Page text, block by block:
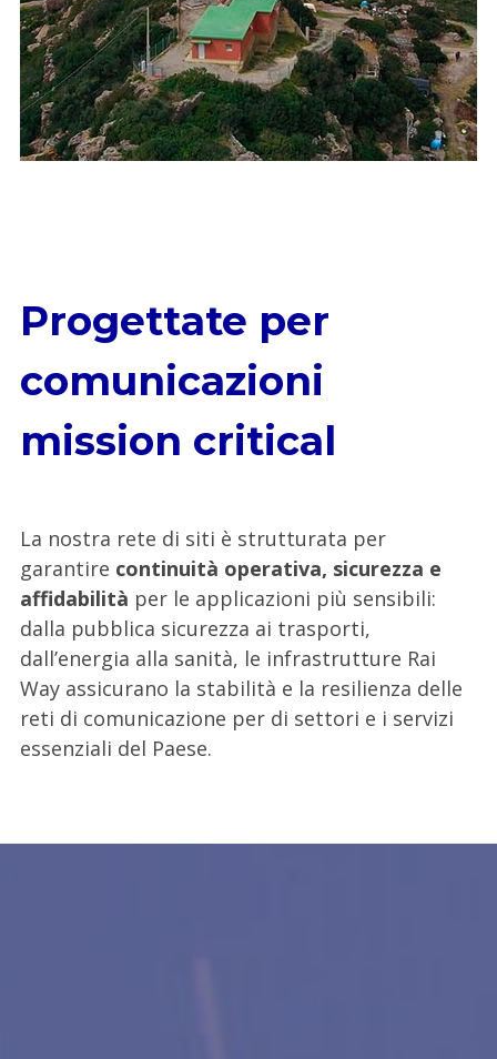
Progettate per
comunicazioni
mission critical
La nostra rete di siti è strutturata per
garantire continuità operativa, sicurezza e
affidabilità per le applicazioni più sensibili:
dalla pubblica sicurezza ai trasporti,
dall’energia alla sanità, le infrastrutture Rai
Way assicurano la stabilità e la resilienza delle
reti di comunicazione per di settori e i servizi
essenziali del Paese.